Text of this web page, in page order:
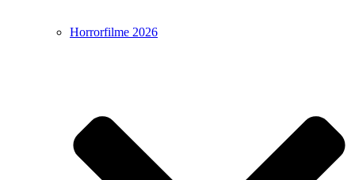
Horrorfilme 2026